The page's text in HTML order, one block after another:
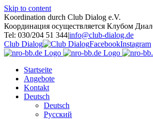
Skip to content
Koordination durch Club Dialog e.V.
Координация осуществляется Клубом
Tel: 030/204 51 344|info@club-dialog.de
Club Dialog
FacebookInstagram
Startseite
Angebote
Kontakt
Deutsch
Deutsch
Русский